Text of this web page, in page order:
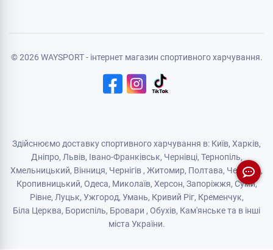
Договір публічної оферти
Логістичний партнер
© 2026 WAYSPORT - інтернет магазин спортивного харчування.